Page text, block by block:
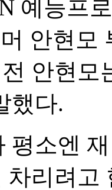
예능프
안현모
안현
했다.
평소엔
차리려